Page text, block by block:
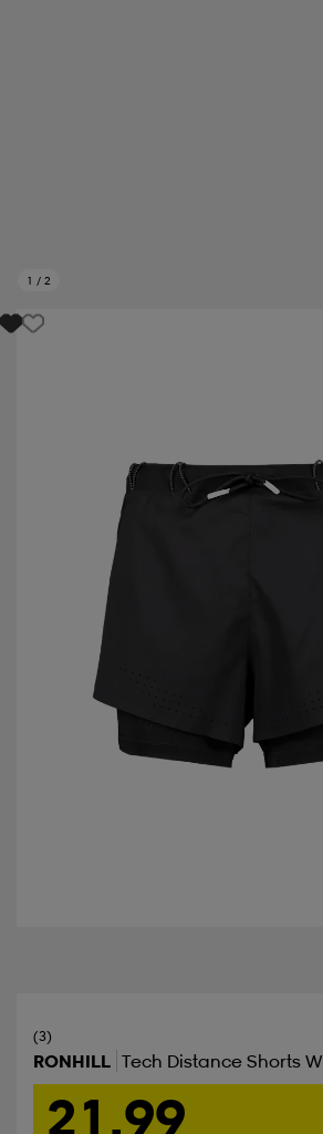
1 / 2
(3)
RONHILL Tech Distance Shorts W
21,99